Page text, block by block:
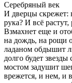
Серебряный век
И дверцы скрежет:
рука? И всё
Взмахнет еще и
на дождь, на рощи
ладаном обдышит
долго будет
мостом задушит
врежется, и нем, и